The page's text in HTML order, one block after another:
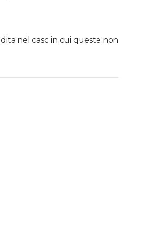
nel caso in cui queste non